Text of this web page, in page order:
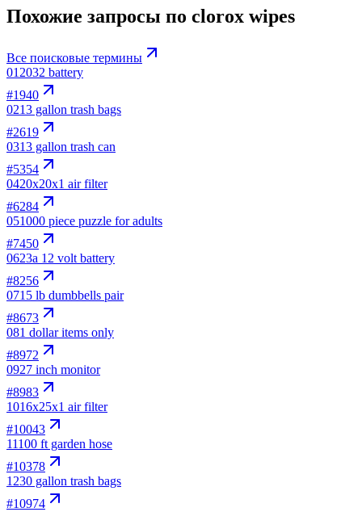
Похожие запросы по clorox wipes
Все поисковые термины
012032 battery
#1940
0213 gallon trash bags
#2619
0313 gallon trash can
#5354
0420x20x1 air filter
#6284
051000 piece puzzle for adults
#7450
0623a 12 volt battery
#8256
0715 lb dumbbells pair
#8673
081 dollar items only
#8972
0927 inch monitor
#8983
1016x25x1 air filter
#10043
11100 ft garden hose
#10378
1230 gallon trash bags
#10974